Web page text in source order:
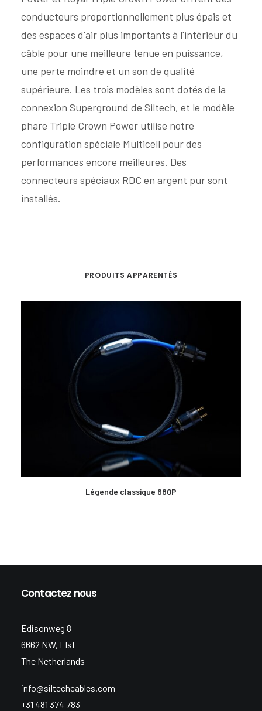
conducteurs proportionnellement plus épais et
des espaces d'air plus importants à l'intérieur du
câble pour une meilleure tenue en puissance,
une perte moindre et un son de qualité
supérieure. Les trois modèles sont dotés de la
connexion Superground de Siltech, et le modèle
phare Triple Crown Power utilise notre
configuration spéciale Multicell pour des
performances encore meilleures. Des
connecteurs spéciaux RDC en argent pur sont
installés.
PRODUITS APPARENTÉS
EN SAVOIR PLUS
Légende classique 680P
Contactez nous
Edisonweg 8
6662 NW, Elst
The Netherlands
info@siltechcables.com
+31 481 374 783